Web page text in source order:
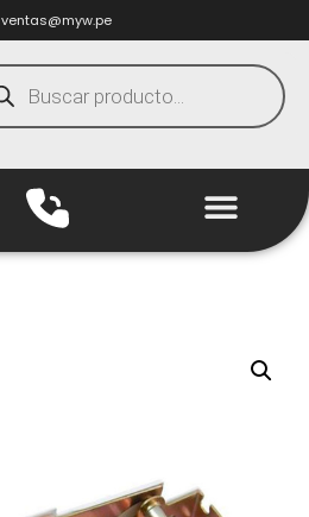
ventas@myw.pe